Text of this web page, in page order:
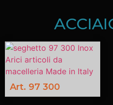
Art. 97 300